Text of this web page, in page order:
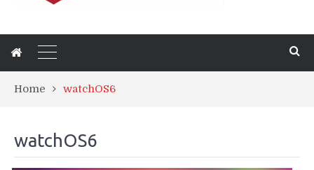
Home watchOS6
watchOS6